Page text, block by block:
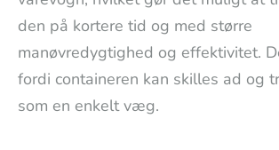
den på kortere tid og med større
manøvredygtighed og effektivitet.
fordi containeren kan skilles ad og
som en enkelt væg.